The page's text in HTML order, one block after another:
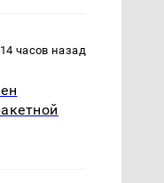
14 часов назад